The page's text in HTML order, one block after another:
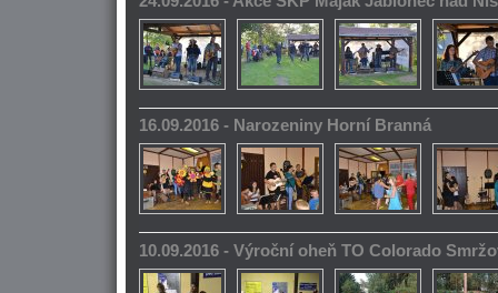
16.09.2016 - Narozeniny Horní Branná
10.09.2016 - Výroční oheň TO Colorado